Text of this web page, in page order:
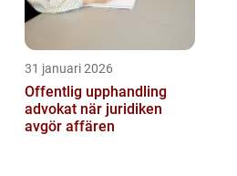
31 januari 2026
Offentlig upphandling
advokat när juridiken
avgör affären